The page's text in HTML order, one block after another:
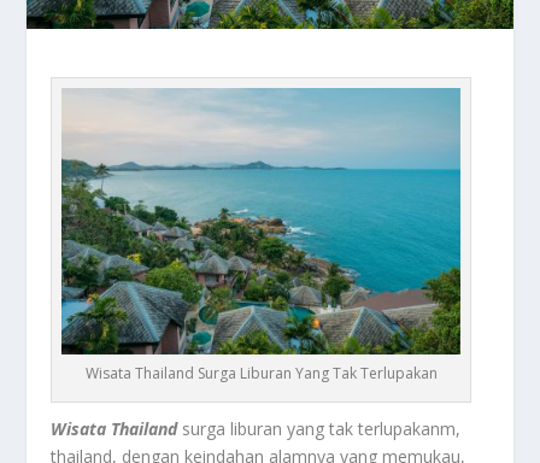
Wisata Thailand Surga Liburan Yang Tak Terlupakan
Wisata Thailandsurga liburan yang tak terlupakanm,
thailand, dengan keindahan alamnya yang memukau,